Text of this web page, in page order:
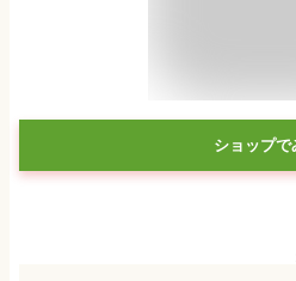
ショップで